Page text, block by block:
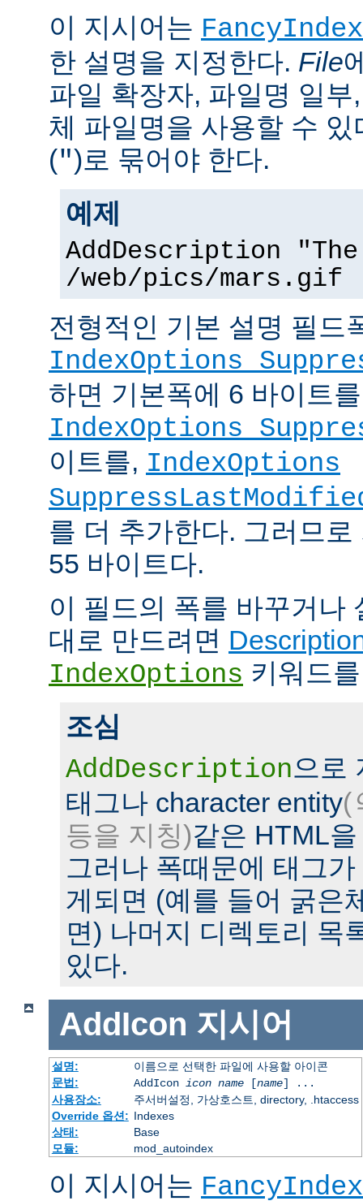
이 지시어는
한 설명을 지정한다. File
파일 확장자, 파일명 일
체 파일명을 사용할 수
(")로 묶어야 한다.
예제
AddDescription
/web/pics/mars.gif
전형적인 기본 설명 필드
IndexOptions
하면 기본폭에 6 바이트
IndexOptions
이트를, IndexOptions
를 더 추가한다. 그러므
55 바이트다.
이 필드의 폭를 바꾸거나
대로 만드려면
IndexOptions 키워드
조심
AddDescription으로
태그나 character entity(
등을 지칭)같은 HTML
그러나 폭때문에 태그
게되면 (예를 들어 굵은
면) 나머지 디렉토리 목
있다.
AddIcon 지시어
설명:
이름으로 선택한 파일에 사용할 아이콘
문법:
AddIcon icon name[name] ...
사용장소:
주서버설정, 가상호스트, directory, .htaccess
Override 옵션: Indexes
상태:
Base
모듈:
mod_autoindex
이 지시어는